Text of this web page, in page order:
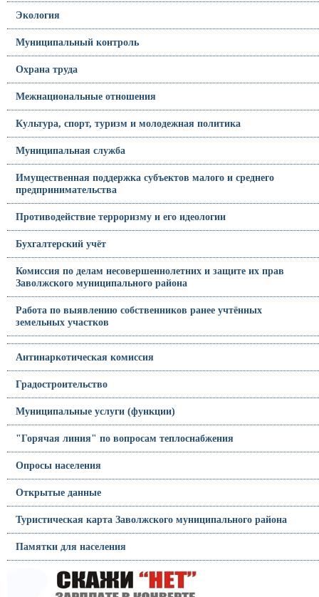
Экология
Муниципальный контроль
Охрана труда
Межнациональные отношения
Культура, спорт, туризм и молодежная политика
Муниципальная служба
Имущественная поддержка субъектов малого и среднего
предпринимательства
Противодействие терроризму и его идеологии
Бухгалтерский учёт
Комиссия по делам несовершеннолетних и защите их прав
Заволжского муниципального района
Работа по выявлению собственников ранее учтённых
земельных участков
Антинаркотическая комиссия
Градостроительство
Муниципальные услуги (функции)
"Горячая линия" по вопросам теплоснабжения
Опросы населения
Открытые данные
Туристическая карта Заволжского муниципального района
Памятки для населения